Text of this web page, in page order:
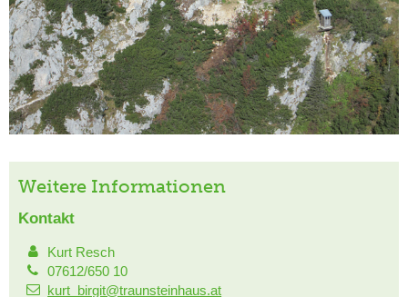
Weitere Informationen
Kontakt
Kurt Resch
07612/650 10
kurt_birgit@traunsteinhaus.at